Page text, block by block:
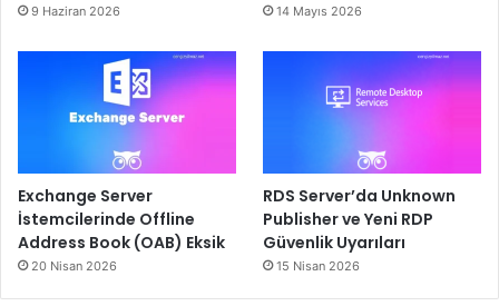
9 Haziran 2026 14 Mayıs 2026
Exchange Server
İstemcilerinde Offline
Address Book (OAB) Eksik
20 Nisan 2026
RDS Server’da Unknown
Publisher ve Yeni RDP
Güvenlik Uyarıları
15 Nisan 2026